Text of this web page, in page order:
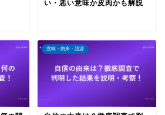
い・悪い意味か皮肉かも解説
意味・由来・語源